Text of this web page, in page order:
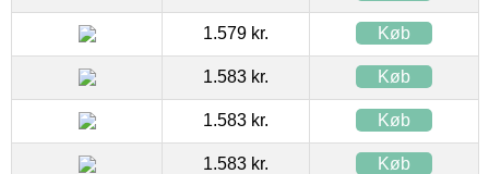
1.579 kr. Køb
1.583 kr. Køb
1.583 kr. Køb
1.583 kr. Køb